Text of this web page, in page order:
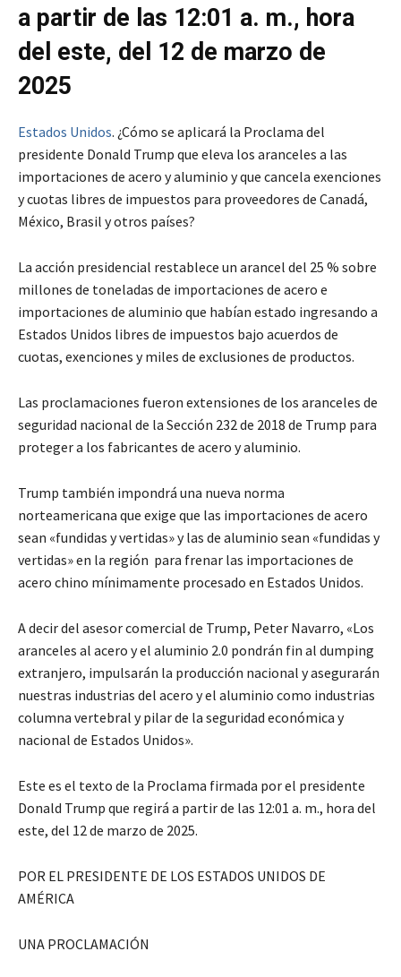
a partir de las 12:01 a. m., hora
del este, del 12 de marzo de
2025
Estados Unidos. ¿Cómo se aplicará la Proclama del
presidente Donald Trump que eleva los aranceles a las
importaciones de acero y aluminio y que cancela exenciones
y cuotas libres de impuestos para proveedores de Canadá,
México, Brasil y otros países?
La acción presidencial restablece un arancel del 25 % sobre
millones de toneladas de importaciones de acero e
importaciones de aluminio que habían estado ingresando a
Estados Unidos libres de impuestos bajo acuerdos de
cuotas, exenciones y miles de exclusiones de productos.
Las proclamaciones fueron extensiones de los aranceles de
seguridad nacional de la Sección 232 de 2018 de Trump para
proteger a los fabricantes de acero y aluminio.
Trump también impondrá una nueva norma
norteamericana que exige que las importaciones de acero
sean «fundidas y vertidas» y las de aluminio sean «fundidas y
vertidas» en la región para frenar las importaciones de
acero chino mínimamente procesado en Estados Unidos.
A decir del asesor comercial de Trump, Peter Navarro, «Los
aranceles al acero y el aluminio 2.0 pondrán fin al dumping
extranjero, impulsarán la producción nacional y asegurarán
nuestras industrias del acero y el aluminio como industrias
columna vertebral y pilar de la seguridad económica y
nacional de Estados Unidos».
Este es el texto de la Proclama firmada por el presidente
Donald Trump que regirá a partir de las 12:01 a. m., hora del
este, del 12 de marzo de 2025.
POR EL PRESIDENTE DE LOS ESTADOS UNIDOS DE
AMÉRICA
UNA PROCLAMACIÓN